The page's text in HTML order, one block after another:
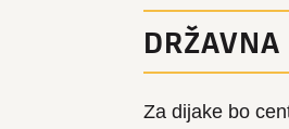
Za dijake bo